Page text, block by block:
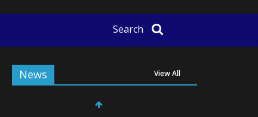
Search
News View All